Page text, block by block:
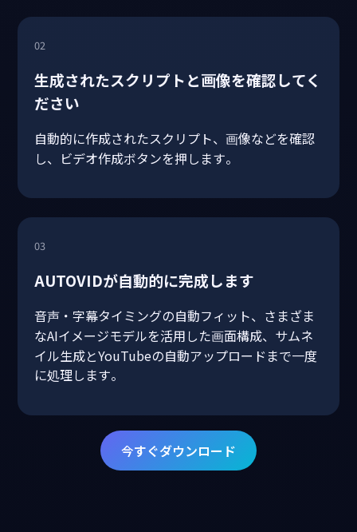
02
生成されたスクリプトと画像を確認してく
ださい
自動的に作成されたスクリプト、画像などを確認
し、ビデオ作成ボタンを押します。
03
AUTOVIDが自動的に完成します
音声・字幕タイミングの自動フィット、さまざま
なAIイメージモデルを活用した画面構成、サムネ
イル生成とYouTubeの自動アップロードまで一度
に処理します。
今すぐダウンロード